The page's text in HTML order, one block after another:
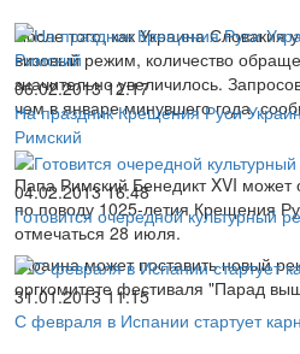
После того, как Украина Словакия
визовый режим, количество
значительно увеличилось.
чем в январе минувшего года,
06.02.2013 12:17
На праздник Крещения Руси
Римский
Папа Римский Бенедикт XVI может
по поводу 1025-летия Крещения
отмечаться 28 июля.
04.02.2013 16:48
Готовится очередной культурный
Украина может поставить новый
оргкомитете фестиваля "Парад
31.01.2013 11:15
С февраля в Испании стартует